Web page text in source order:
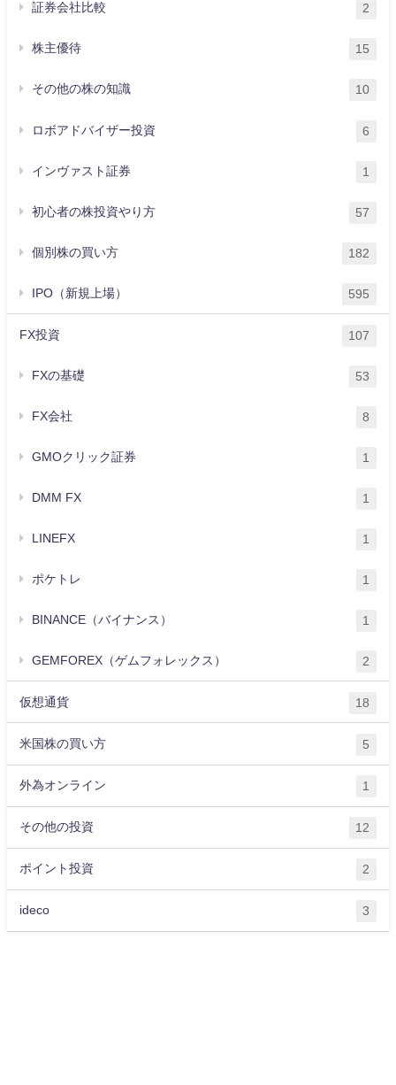
証券会社比較 2
株主優待 15
その他の株の知識 10
ロボアドバイザー投資 6
インヴァスト証券 1
初心者の株投資やり方 57
個別株の買い方 182
IPO（新規上場） 595
FX投資 107
FXの基礎 53
FX会社 8
GMOクリック証券 1
DMM FX 1
LINEFX 1
ポケトレ 1
BINANCE（バイナンス） 1
GEMFOREX（ゲムフォレックス） 2
仮想通貨 18
米国株の買い方 5
外為オンライン 1
その他の投資 12
ポイント投資 2
ideco 3